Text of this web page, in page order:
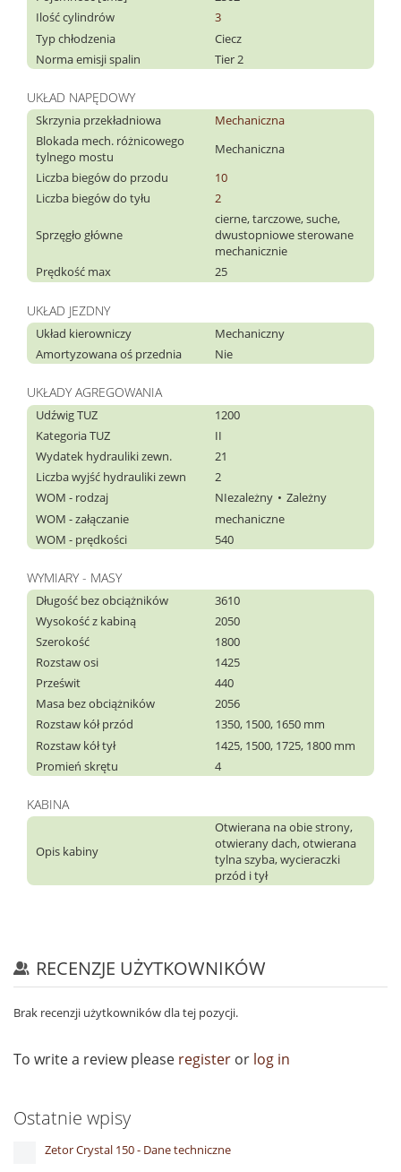
Ilość cylindrów
3
Typ chłodzenia
Ciecz
Norma emisji spalin
Tier 2
UKŁAD NAPĘDOWY
Skrzynia przekładniowa
Mechaniczna
Blokada mech. różnicowego
tylnego mostu
Mechaniczna
Liczba biegów do przodu
10
Liczba biegów do tyłu
2
Sprzęgło główne
cierne, tarczowe, suche,
dwustopniowe sterowane
mechanicznie
Prędkość max
25
UKŁAD JEZDNY
Układ kierowniczy
Mechaniczny
Amortyzowana oś przednia
Nie
UKŁADY AGREGOWANIA
Udźwig TUZ
1200
Kategoria TUZ
II
Wydatek hydrauliki zewn.
21
Liczba wyjść hydrauliki zewn
2
WOM - rodzaj
NIezależny
Zależny
WOM - załączanie
mechaniczne
WOM - prędkości
540
WYMIARY - MASY
Długość bez obciążników
3610
Wysokość z kabiną
2050
Szerokość
1800
Rozstaw osi
1425
Prześwit
440
Masa bez obciążników
2056
Rozstaw kół przód
1350, 1500, 1650 mm
Rozstaw kół tył
1425, 1500, 1725, 1800 mm
Promień skrętu
4
KABINA
Opis kabiny
Otwierana na obie strony,
otwierany dach, otwierana
tylna szyba, wycieraczki
przód i tył
RECENZJE UŻYTKOWNIKÓW
Brak recenzji użytkowników dla tej pozycji.
To write a review please register or log in
Ostatnie wpisy
Zetor Crystal 150 - Dane techniczne